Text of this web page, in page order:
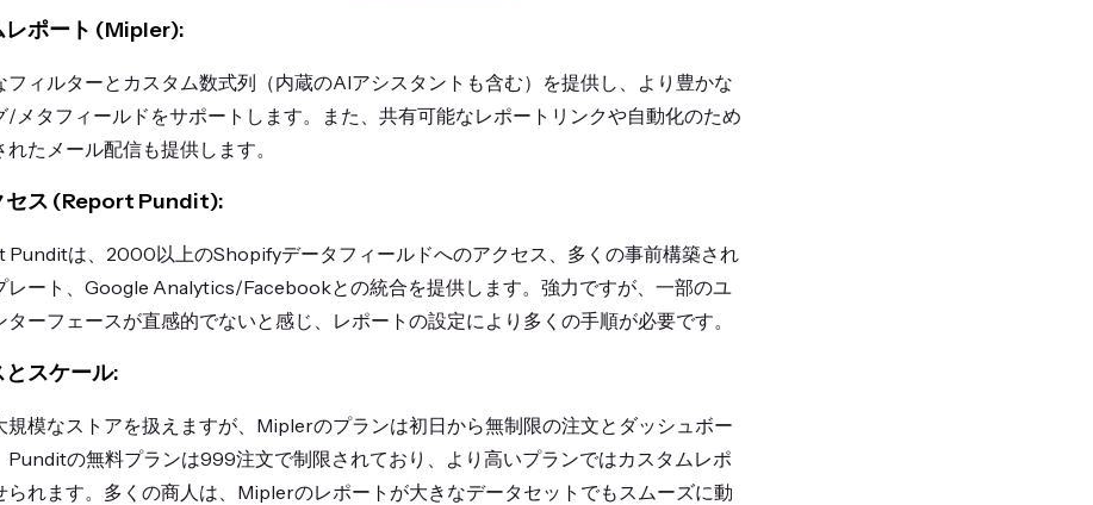
レポート (Mipler):
ィルターとカスタム数式列（内蔵のAIアシスタントも含む）を提供し、より豊かな
/メタフィールドをサポートします。また、共有可能なレポートリンクや自動化のため
たメール配信も提供します。
セス (Report Pundit):
は、2000以上のShopifyデータフィールドへのアクセス、多くの事前構築され
レート、Google Analytics/Facebookとの統合を提供します。強力ですが、一部のユ
ーフェースが直感的でないと感じ、レポートの設定により多くの手順が必要です。
スケール:
規模なストアを扱えますが、Miplerのプランは初日から無制限の注文とダッシュボー
Punditの無料プランは999注文で制限されており、より高いプランではカスタムレポ
られます。多くの商人は、Miplerのレポートが大きなデータセットでもスムーズに動